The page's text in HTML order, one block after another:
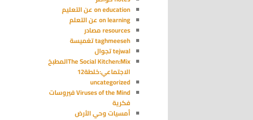
on education عن التعليم
on learning عن التعلم
resources مصادر
taghmeeseh تغميسة
tejwal تجوال
The Social Kitchen:Mixالمطبخ
الاجتماعي:خلطة12
uncategorized
Viruses of the Mind فيروسات
فكرية
أمسيات وحي الأرض